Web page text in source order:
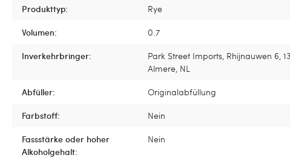
Produkttyp:
Rye
Volumen:
0.7
Inverkehrbringer:
Park Street Imports, Rhijnauwen 6,
Almere, NL
Abfüller:
Originalabfüllung
Farbstoff:
Nein
Fassstärke oder hoher
Alkoholgehalt:
Nein